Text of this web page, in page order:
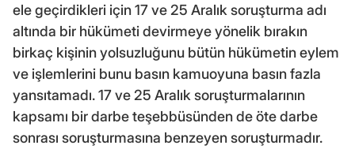
ele geçirdikleri için 17 ve 25 Aralık soruşturma adı
altında bir hükümeti devirmeye yönelik bırakın
birkaç kişinin yolsuzluğunu bütün hükümetin eylem
ve işlemlerini bunu basın kamuoyuna basın fazla
yansıtamadı. 17 ve 25 Aralık soruşturmalarının
kapsamı bir darbe teşebbüsünden de öte darbe
sonrası soruşturmasına benzeyen soruşturmadır.